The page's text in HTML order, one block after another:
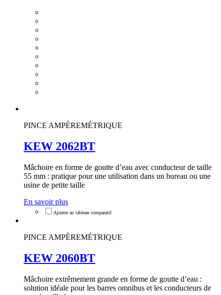
PINCE AMPÈREMÉTRIQUE
KEW 2062BT
Mâchoire en forme de goutte d’eau avec conducteur de taille
55 mm : pratique pour une utilisation dans un bureau ou une
usine de petite taille
En savoir plus
PINCE AMPÈREMÉTRIQUE
KEW 2060BT
Mâchoire extrêmement grande en forme de goutte d’eau :
solution idéale pour les barres omnibus et les conducteurs de